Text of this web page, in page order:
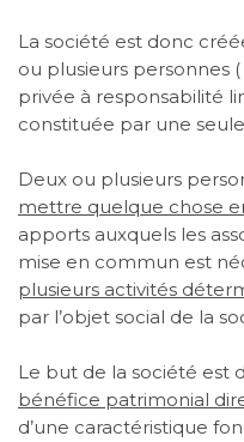
La société est donc
ou plusieurs personnes
privée à responsabilité
constituée par une
Deux ou plusieurs
mettre quelque chose
apports auxquels les
mise en commun est
plusieurs activités
par l’objet social de la
Le but de la société est
bénéfice patrimonial
d’une caractéristique